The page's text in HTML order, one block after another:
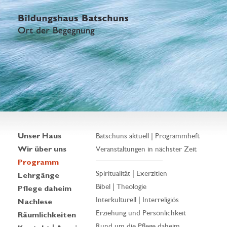
Unser Haus
Wir über uns
Programm
Lehrgänge
Pflege daheim
Nachlese
Räumlichkeiten
Batschuns aktuell | Programmheft
Veranstaltungen in nächster Zeit
Spiritualität | Exerzitien
Bibel | Theologie
Interkulturell | Interreligiös
Erziehung und Persönlichkeit